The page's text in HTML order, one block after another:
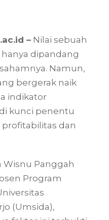
– Nilai sebuah
dipandang
Namun,
bergerak naik
indikator
kunci penentu
dan
Panggah
Program
(Umsida),